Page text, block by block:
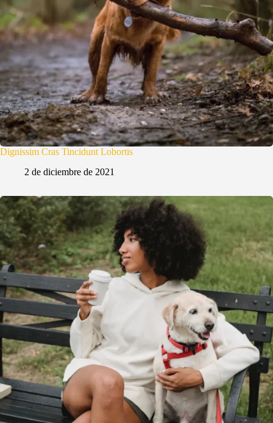
Dignissim Cras Tincidunt Lobortis
2 de diciembre de 2021